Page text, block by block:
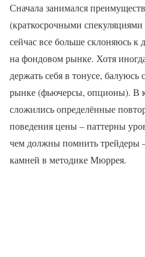
Сначала занимался
(краткосрочными
сейчас все больше склоняюсь
на фондовом рынке. Хотя
держать себя в тонусе,
рынке (фьючерсы, опционы). В
сложились определённые
поведения цены – паттерны
чем должны помнить трейдеры
камней в методике Мюррея.